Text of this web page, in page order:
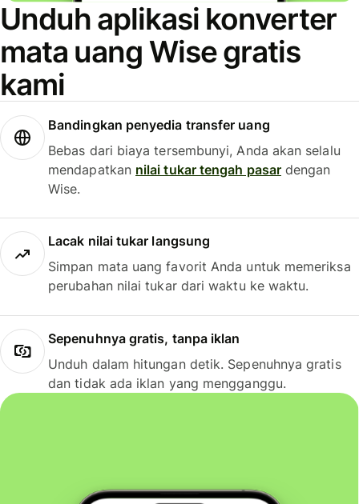
Unduh aplikasi konverter
mata uang Wise gratis
kami
Bandingkan penyedia transfer uang
Bebas dari biaya tersembunyi, Anda akan selalu
mendapatkan nilai tukar tengah pasardengan
Wise.
Lacak nilai tukar langsung
Simpan mata uang favorit Anda untuk memeriksa
perubahan nilai tukar dari waktu ke waktu.
Sepenuhnya gratis, tanpa iklan
Unduh dalam hitungan detik. Sepenuhnya gratis
dan tidak ada iklan yang mengganggu.